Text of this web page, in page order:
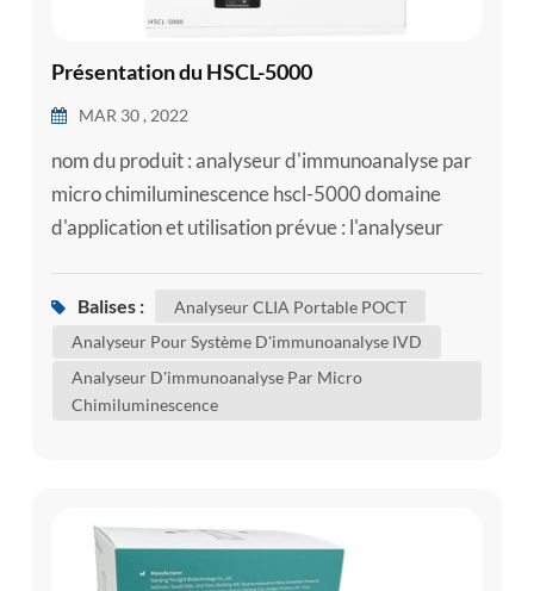
Présentation du HSCL-5000
MAR 30 , 2022
nom du produit : analyseur d'immunoanalyse par
micro chimiluminescence hscl-5000 domaine
d'application et utilisation prévue : l'analyseur
d'analytes dans le sérum humain, le plasma, le
Balises :
Analyseur CLIA Portable POCT
Analyseur Pour Système D'immunoanalyse IVD
Analyseur D'immunoanalyse Par Micro
Chimiluminescence